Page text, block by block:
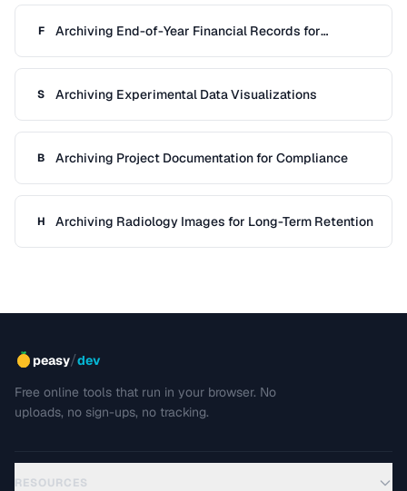
F
Archiving End-of-Year Financial Records for
S Archiving Experimental Data Visualizations
B Archiving Project Documentation for Compliance
H Archiving Radiology Images for Long-Term Retention
peasy/dev
Free online tools that run in your browser. No
uploads, no sign-ups, no tracking.
RESOURCES